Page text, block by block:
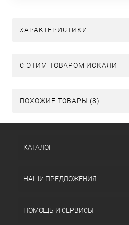
ХАРАКТЕРИСТИКИ
C ЭТИМ ТОВАРОМ ИСКАЛИ
ПОХОЖИЕ ТОВАРЫ (8)
КАТАЛОГ
НАШИ ПРЕДЛОЖЕНИЯ
ПОМОЩЬ И СЕРВИСЫ